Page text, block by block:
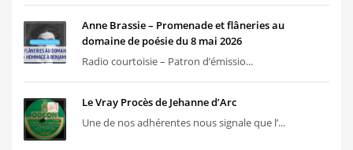
Anne Brassie – Promenade et flâneries au
domaine de poésie du 8 mai 2026
Radio courtoisie – Patron d’émissio...
Le Vray Procès de Jehanne d’Arc
Une de nos adhérentes nous signale que l’...